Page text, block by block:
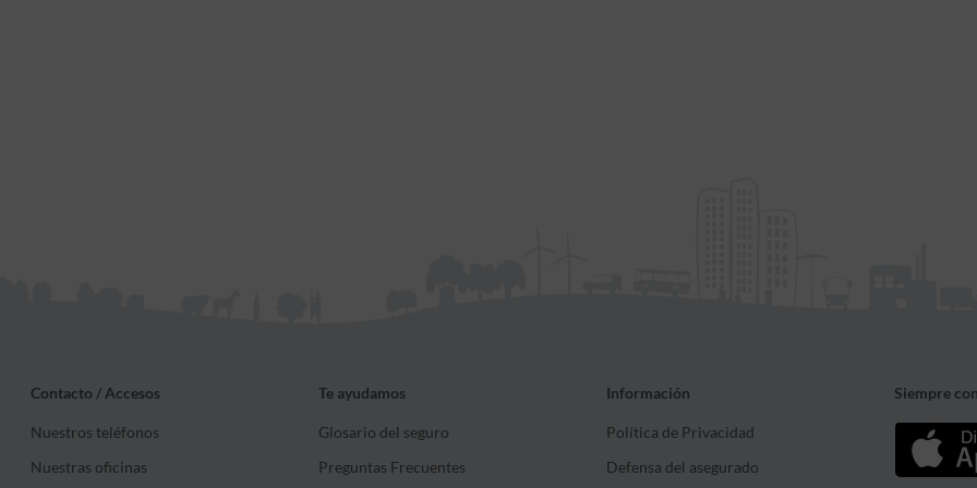
Contacto / Accesos
Nuestros teléfonos
Nuestras oficinas
Te ayudamos
Glosario del seguro
Preguntas Frecuentes
Información
Política de Privacidad
Defensa del asegurado
Siempre